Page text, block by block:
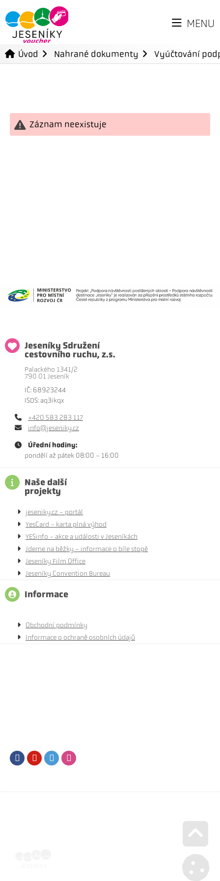
MENU
Úvod Nahrané dokumenty Vyúčtování
Záznam neexistuje
Jeseníky Sdružení
cestovního ruchu, z.s.
Palackého 1341/2
790 01 Jeseník
IČ: 68923244
ISDS: aq3ikqx
+420 583 283 117
info@jeseniky.cz
Úřední hodiny:
pondělí až pátek 08:00 - 16:00
Naše další
projekty
jeseniky.cz - portál
YesCard - karta plná výhod
YESinfo - akce a události v Jeseníkách
Jdeme na běžky - informace o bíle stopě
Jeseníky Film Office
Jeseníky Convention Bureau
Informace
Obchodní podmínky
Informace o ochraně osobních údajů
FacebookYoutubeTwitter
Go